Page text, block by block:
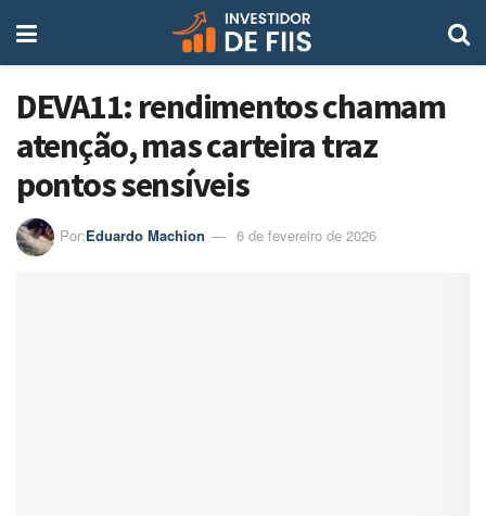
DEVA11: rendimentos chamam
atenção, mas carteira traz
pontos sensíveis
Por:Eduardo Machion 6 de fevereiro de 2026